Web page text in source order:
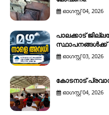
ഓഗസ്റ്റ് 04, 2026
പാലക്കാട്
സ്ഥാപനങ്ങൾക്ക്
ഓഗസ്റ്റ് 03, 2026
കോടനാട്
ഓഗസ്റ്റ് 04, 2026